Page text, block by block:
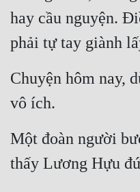
Khoa Huyễn
Khoa Huyễn Không Gian
Kinh Dị
Kiếm Hiệp
Kỳ Huyễn
Kỳ Ảo
hay cầu nguyện.
phải tự tay giành
Chuyện hôm nay,
vô ích.
Một đoàn người
thấy Lương Hựu